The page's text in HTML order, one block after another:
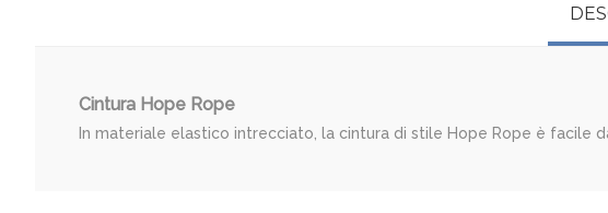
Cintura Hope Rope
In materiale elastico intrecciato, la cintura di stile Hope Rope è facile